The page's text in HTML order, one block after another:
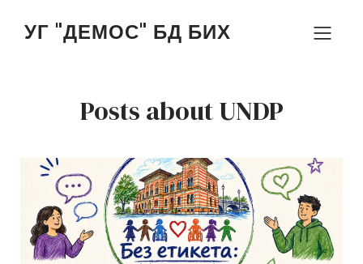
УГ "ДЕМОС" БД БИХ
Posts about UNDP